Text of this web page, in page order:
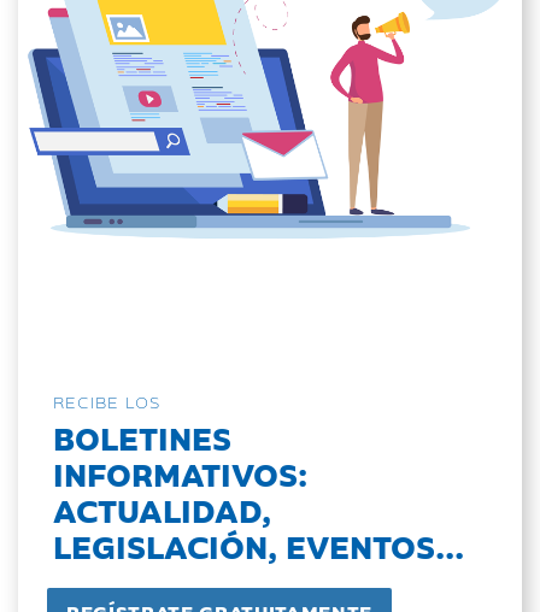
RECIBE LOS
BOLETINES
INFORMATIVOS:
ACTUALIDAD,
LEGISLACIÓN, EVENTOS...